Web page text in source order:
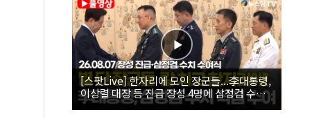
[스팟Live] 한자리에 모인 장군들...李대통령,
이상렬 대장 등 진급 장성 4명에 삼정검 수치
직접 수여｜26.08.07 장성 진급·삼정검 수치